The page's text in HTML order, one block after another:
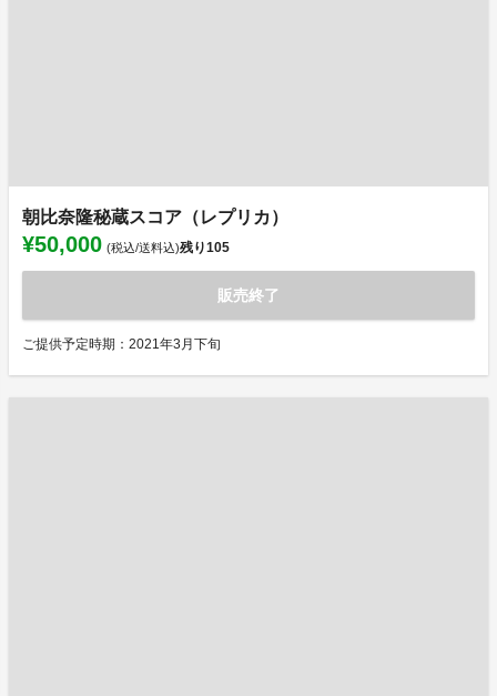
朝比奈隆秘蔵スコア（レプリカ）
¥50,000 (税込/送料込)残り105
販売終了
ご提供予定時期：2021年3月下旬